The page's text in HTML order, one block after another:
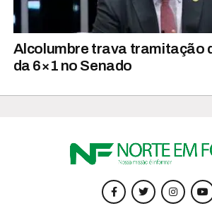
Alcolumbre trava tramitação
da 6×1 no Senado